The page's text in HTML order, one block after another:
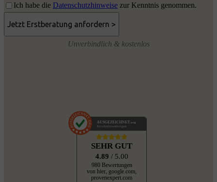
Ich habe die Datenschutzhinweise zur Kenntnis genommen.
Unverbindlich & kostenlos
AUSGEZEICHNET .org
Kundenbewertungen
SEHR GUT
4.89 / 5.00
980 Bewertungen
von hier, google.com,
provenexpert.com